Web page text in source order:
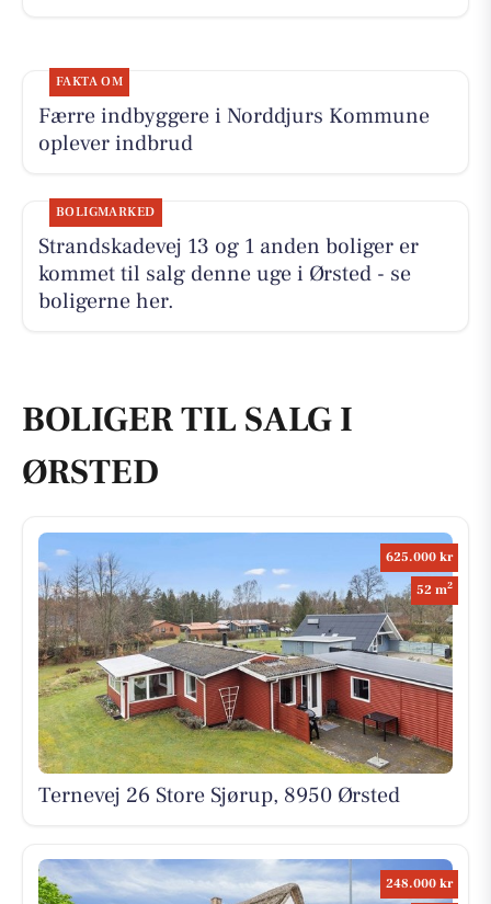
FAKTA OM
Færre indbyggere i Norddjurs Kommune
oplever indbrud
BOLIGMARKED
Strandskadevej 13 og 1 anden boliger er
kommet til salg denne uge i Ørsted - se
boligerne her.
BOLIGER TIL SALG I
ØRSTED
625.000 kr
52 m2
Ternevej 26 Store Sjørup, 8950 Ørsted
248.000 kr